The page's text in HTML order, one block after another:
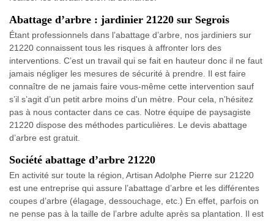
Abattage d’arbre : jardinier 21220 sur Segrois
Étant professionnels dans l’abattage d’arbre, nos jardiniers sur
21220 connaissent tous les risques à affronter lors des
interventions. C’est un travail qui se fait en hauteur donc il ne faut
jamais négliger les mesures de sécurité à prendre. Il est faire
connaître de ne jamais faire vous-même cette intervention sauf
s’il s’agit d’un petit arbre moins d'un mètre. Pour cela, n’hésitez
pas à nous contacter dans ce cas. Notre équipe de paysagiste
21220 dispose des méthodes particulières. Le devis abattage
d’arbre est gratuit.
Société abattage d’arbre 21220
En activité sur toute la région, Artisan Adolphe Pierre sur 21220
est une entreprise qui assure l’abattage d’arbre et les différentes
coupes d’arbre (élagage, dessouchage, etc.) En effet, parfois on
ne pense pas à la taille de l’arbre adulte après sa plantation. Il est